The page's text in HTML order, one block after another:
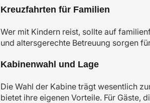
Kreuzfahrten für Familien
Wer mit Kindern reist, sollte auf
und altersgerechte Betreuung sorgen
Kabinenwahl und Lage
Die Wahl der Kabine trägt wesentlich
bietet ihre eigenen Vorteile. Für Gäste,